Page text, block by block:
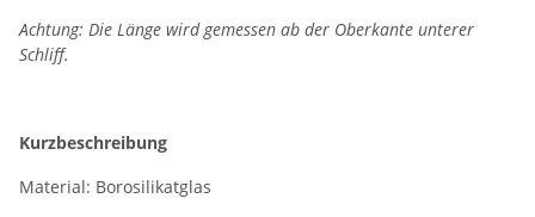
Achtung: Die Länge wird gemessen ab der Oberkante unterer
Schliff.
Kurzbeschreibung
Material: Borosilikatglas